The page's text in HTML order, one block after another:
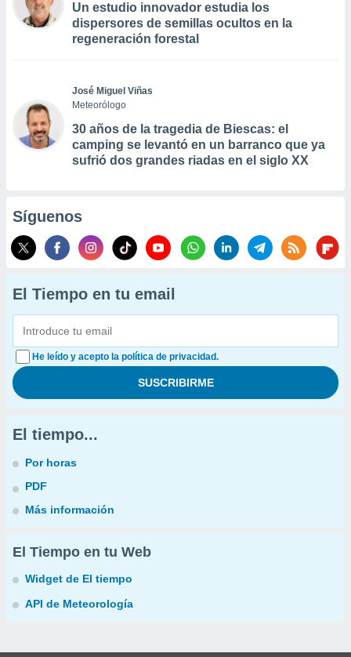
Un estudio innovador estudia los
dispersores de semillas ocultos en la
regeneración forestal
José Miguel Viñas
Meteorólogo
30 años de la tragedia de Biescas: el
camping se levantó en un barranco que ya
sufrió dos grandes riadas en el siglo XX
Síguenos
El Tiempo en tu email
He leído y acepto la política de privacidad.
El tiempo...
Por horas
PDF
Más información
El Tiempo en tu Web
Widget de El tiempo
API de Meteorología